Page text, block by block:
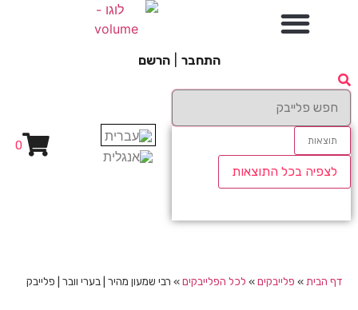
התחבר הרשם
תוצאות
לצפיה בכל התוצאות
0
דף הבית » פלייבקים» לכל הפלייבקים» רבי שמעון מהיר | בערי וובר | פלייבק